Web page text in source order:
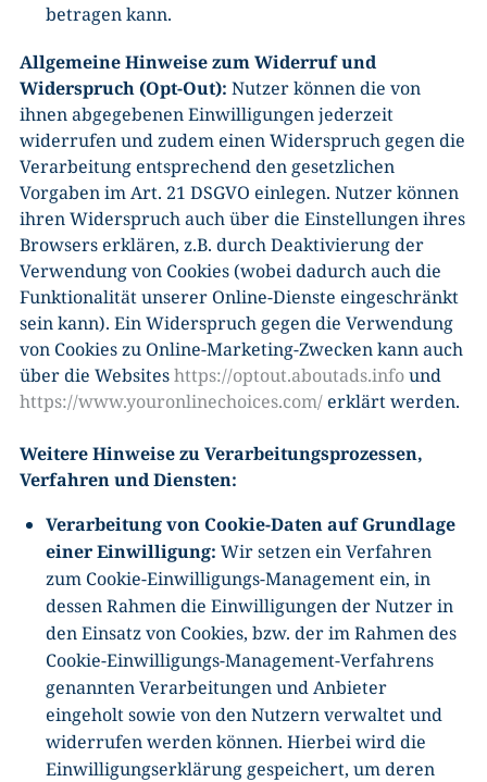
betragen kann.
Allgemeine Hinweise zum Widerruf und
Widerspruch (Opt-Out): Nutzer können die von
ihnen abgegebenen Einwilligungen jederzeit
widerrufen und zudem einen Widerspruch gegen die
Verarbeitung entsprechend den gesetzlichen
Vorgaben im Art. 21 DSGVO einlegen. Nutzer können
ihren Widerspruch auch über die Einstellungen ihres
Browsers erklären, z.B. durch Deaktivierung der
Verwendung von Cookies (wobei dadurch auch die
Funktionalität unserer Online-Dienste eingeschränkt
sein kann). Ein Widerspruch gegen die Verwendung
von Cookies zu Online-Marketing-Zwecken kann auch
über die Websiteshttps://optout.aboutads.infound
https://www.youronlinechoices.com/erklärt werden.
Weitere Hinweise zu Verarbeitungsprozessen,
Verfahren und Diensten:
Verarbeitung von Cookie-Daten auf Grundlage
einer Einwilligung: Wir setzen ein Verfahren
zum Cookie-Einwilligungs-Management ein, in
dessen Rahmen die Einwilligungen der Nutzer in
den Einsatz von Cookies, bzw. der im Rahmen des
Cookie-Einwilligungs-Management-Verfahrens
genannten Verarbeitungen und Anbieter
eingeholt sowie von den Nutzern verwaltet und
widerrufen werden können. Hierbei wird die
Einwilligungserklärung gespeichert, um deren